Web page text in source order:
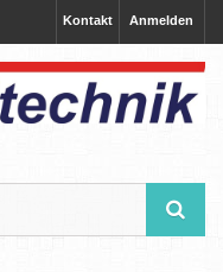
Anmelden
Kontakt